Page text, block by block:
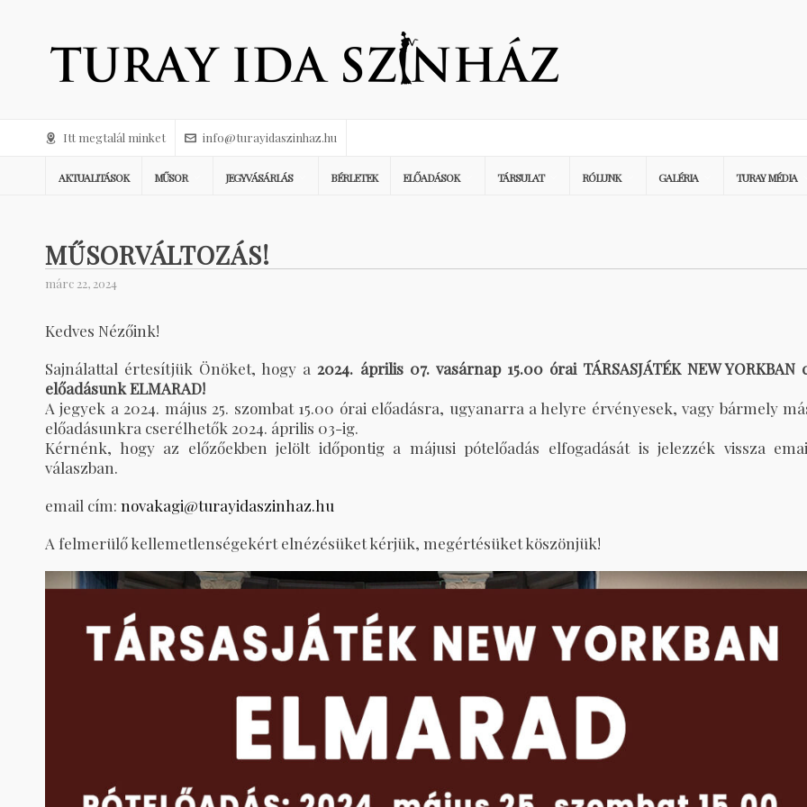
Itt megtalál minket info@turayidaszinhaz.hu
AKTUALITÁSOK MŰSOR JEGYVÁSÁRLÁS BÉRLETEK ELŐADÁSOK TÁRSULAT RÓLUNK GALÉRIA TURAY MÉDIA
MŰSORVÁLTOZÁS!
márc 22, 2024
Kedves Nézőink!
Sajnálattal értesítjük Önöket, hogy a2024. április 07. vasárnap 15.00 órai TÁRSASJÁTÉK NEW YORKBAN
előadásunk ELMARAD!
A jegyek a 2024. május 25. szombat 15.00 órai előadásra, ugyanarra a helyre érvényesek, vagy bármely
előadásunkra cserélhetők 2024. április 03-ig.
Kérnénk, hogy az előzőekben jelölt időpontig a májusi pótelőadás elfogadását is jelezzék vissza
válaszban.
email cím: novakagi@turayidaszinhaz.hu
A felmerülő kellemetlenségekért elnézésüket kérjük, megértésüket köszönjük!